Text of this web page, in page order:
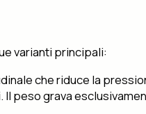
varianti principali:
che riduce la
peso grava